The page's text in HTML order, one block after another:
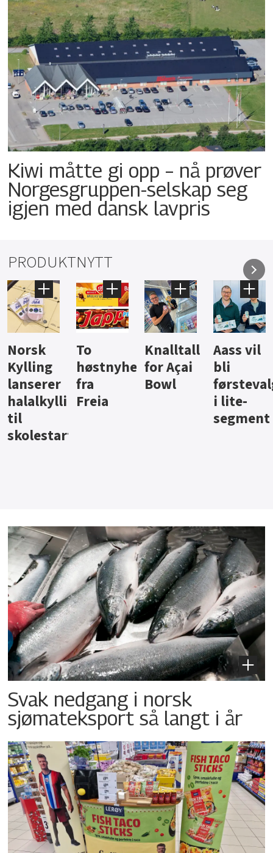
Kiwi måtte gi opp – nå prøver
Norgesgruppen-selskap seg
igjen med dansk lavpris
PRODUKTNYTT
Knalltall
for Açai
Bowl
Aass vil
bli
førstevalg
i lite-
Brus og
jus fra
Berentsen
Hard
iste fra
Hansa
Svak nedgang i norsk
sjømateksport så langt i år